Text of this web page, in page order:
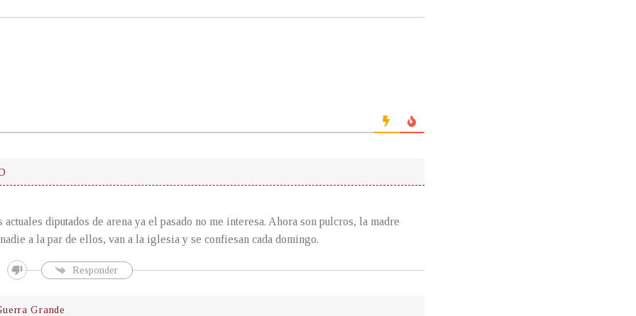
actuales diputados de arena ya el pasado no me interesa. Ahora son pulcros, la madre
a la par de ellos, van a la iglesia y se confiesan cada domingo.
Responder
Grande